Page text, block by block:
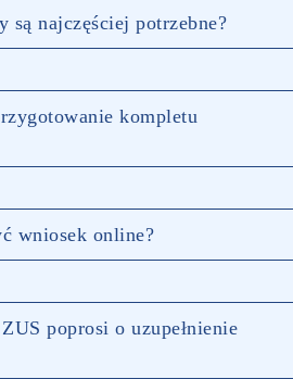
są najczęściej potrzebne?
kompletu
wniosek online?
poprosi o uzupełnienie